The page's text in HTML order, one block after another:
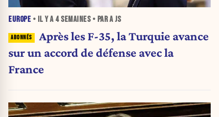
EUROPE • IL Y A 4 SEMAINES• PAR A JS
Après les F-35, la Turquie avance
sur un accord de défense avec la
France